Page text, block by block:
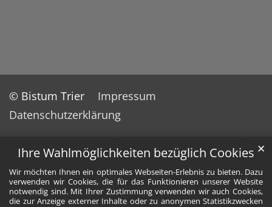
Ihre Wahlmöglichkeiten bezüglich Cookies
Wir möchten Ihnen ein optimales Webseiten-Erlebnis zu bieten. Dazu
verwenden wir Cookies, die für das Funktionieren unserer Website
notwendig sind. Mit Ihrer Zustimmung verwenden wir auch Cookies,
die zur Anzeige externer Inhalte oder zu anonymen Statistikzwecken
✕
© Bistum Trier
Impressum
Datenschutzerklärung